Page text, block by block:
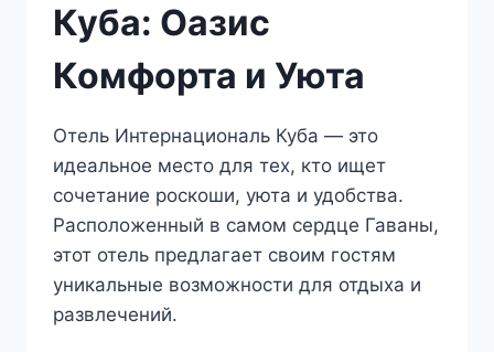
Куба: Оазис
Комфорта и Уюта
Отель Интернациональ Куба — это
идеальное место для тех, кто ищет
сочетание роскоши, уюта и удобства.
Расположенный в самом сердце Гаваны,
этот отель предлагает своим гостям
уникальные возможности для отдыха и
развлечений.